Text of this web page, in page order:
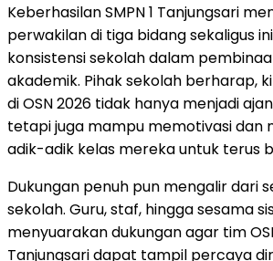
Keberhasilan SMPN 1 Tanjungsari
perwakilan di tiga bidang sekaligus
konsistensi sekolah dalam
akademik. Pihak sekolah berharap,
di OSN 2026 tidak hanya menjadi
tetapi juga mampu memotivasi dan
adik-adik kelas mereka untuk terus
Dukungan penuh pun mengalir dari
sekolah. Guru, staf, hingga sesama
menyuarakan dukungan agar tim
Tanjungsari dapat tampil percaya